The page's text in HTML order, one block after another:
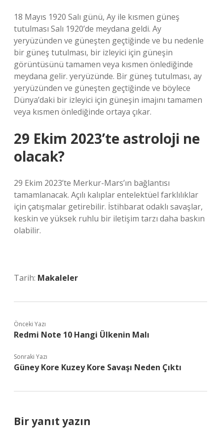
18 Mayıs 1920 Salı günü, Ay ile kısmen güneş
tutulması Salı 1920’de meydana geldi. Ay
yeryüzünden ve güneşten geçtiğinde ve bu nedenle
bir güneş tutulması, bir izleyici için güneşin
görüntüsünü tamamen veya kısmen önlediğinde
meydana gelir. yeryüzünde. Bir güneş tutulması, ay
yeryüzünden ve güneşten geçtiğinde ve böylece
Dünya’daki bir izleyici için güneşin imajını tamamen
veya kısmen önlediğinde ortaya çıkar.
29 Ekim 2023’te astroloji ne
olacak?
29 Ekim 2023’te Merkur-Mars’ın bağlantısı
tamamlanacak. Açılı kalıplar entelektüel farklılıklar
için çatışmalar getirebilir. İstihbarat odaklı savaşlar,
keskin ve yüksek ruhlu bir iletişim tarzı daha baskın
olabilir.
Tarih: Makaleler
Önceki Yazı
Redmi Note 10 Hangi Ülkenin Malı
Sonraki Yazı
Güney Kore Kuzey Kore Savaşı Neden Çıktı
Bir yanıt yazın